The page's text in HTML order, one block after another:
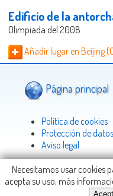
Edificio de la
Olimpiada del 2008
Añadir lugar en Beijing
Página principal
Politica de cookies
Protección de datos
Aviso legal
Copyright © 2005-
Necesitamos usar cookies
acepta su uso, más